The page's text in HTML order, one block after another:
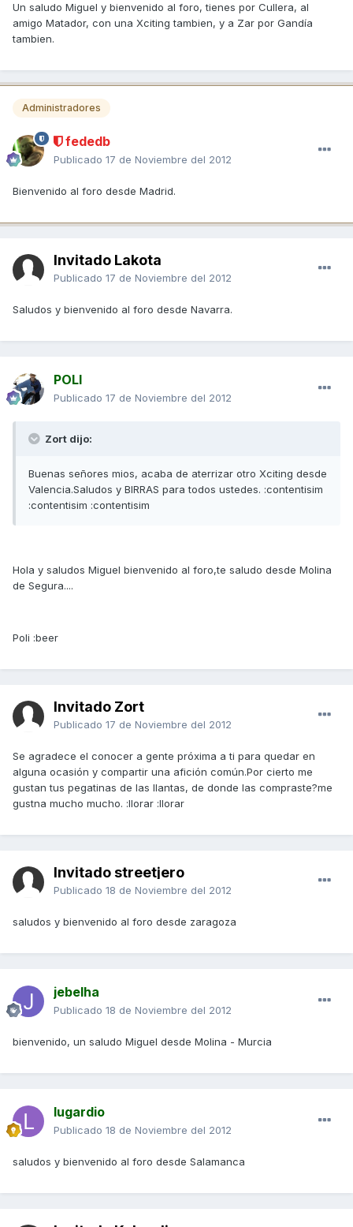
Un saludo Miguel y bienvenido al foro, tienes por Cullera, al
amigo Matador, con una Xciting tambien, y a Zar por Gandía
tambien.
Administradores
fededb
Publicado 17 de Noviembre del 2012
Bienvenido al foro desde Madrid.
Invitado Lakota
Publicado 17 de Noviembre del 2012
Saludos y bienvenido al foro desde Navarra.
POLI
Publicado 17 de Noviembre del 2012
Zort dijo:
Buenas señores mios, acaba de aterrizar otro Xciting desde
Valencia.Saludos y BIRRAS para todos ustedes. :contentisim
:contentisim :contentisim
Hola y saludos Miguel bienvenido al foro,te saludo desde Molina
de Segura....
Poli :beer
Invitado Zort
Publicado 17 de Noviembre del 2012
Se agradece el conocer a gente próxima a ti para quedar en
alguna ocasión y compartir una afición común.Por cierto me
gustan tus pegatinas de las llantas, de donde las compraste?me
gustna mucho mucho. :llorar :llorar
Invitado streetjero
Publicado 18 de Noviembre del 2012
saludos y bienvenido al foro desde zaragoza
jebelha
Publicado 18 de Noviembre del 2012
bienvenido, un saludo Miguel desde Molina - Murcia
lugardio
Publicado 18 de Noviembre del 2012
saludos y bienvenido al foro desde Salamanca